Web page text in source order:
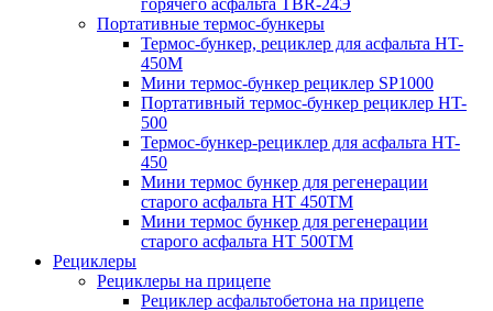
горячего асфальта TBR-24Э
Портативные термос-бункеры
Термос-бункер, рециклер для асфальта HT-
450M
Мини термос-бункер рециклер SP1000
Портативный термос-бункер рециклер HT-
500
Термос-бункер-рециклер для асфальта HT-
450
Мини термос бункер для регенерации
старого асфальта НТ 450ТМ
Мини термос бункер для регенерации
старого асфальта НТ 500ТМ
Рециклеры
Рециклеры на прицепе
Рециклер асфальтобетона на прицепе